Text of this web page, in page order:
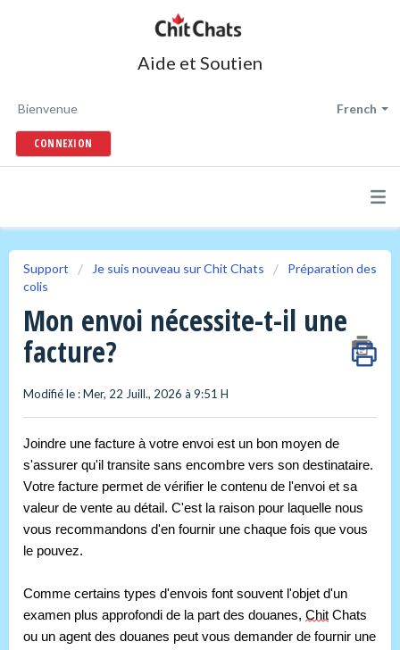
Aide et Soutien
French
Bienvenue
CONNEXION
Support Je suis nouveau sur Chit Chats
Préparation des
colis
Mon envoi nécessite-t-il une
facture?
Modifié le : Mer, 22 Juill., 2026 à 9:51 H
Joindre une facture à votre envoi est un bon moyen de
s'assurer qu'il transite sans encombre vers son destinataire.
Votre facture permet de vérifier le contenu de l'envoi et sa
valeur de vente au détail. C'est la raison pour laquelle nous
vous recommandons d'en fournir une chaque fois que vous
le pouvez.
Comme certains types d'envois font souvent l'objet d'un
examen plus approfondi de la part des douanes, Chit Chats
ou un agent des douanes peut vous demander de fournir une